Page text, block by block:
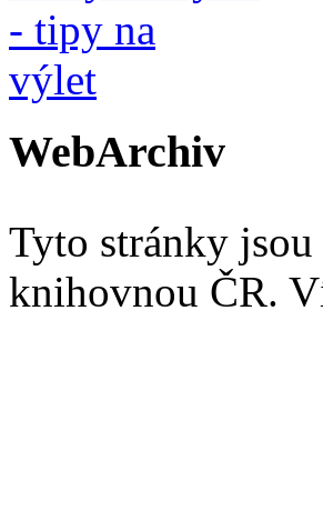
WebArchiv
Tyto stránky
knihovnou ČR.